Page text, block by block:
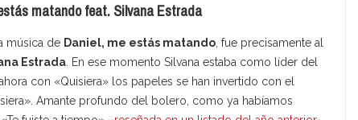
matando feat. Silvana Estrada
música de Daniel, me estás matando , fue precisamente al
Estrada . En ese momento Silvana estaba como líder del
con «Quisiera» los papeles se han invertido con el
Amante profundo del bolero, como ya habíamos